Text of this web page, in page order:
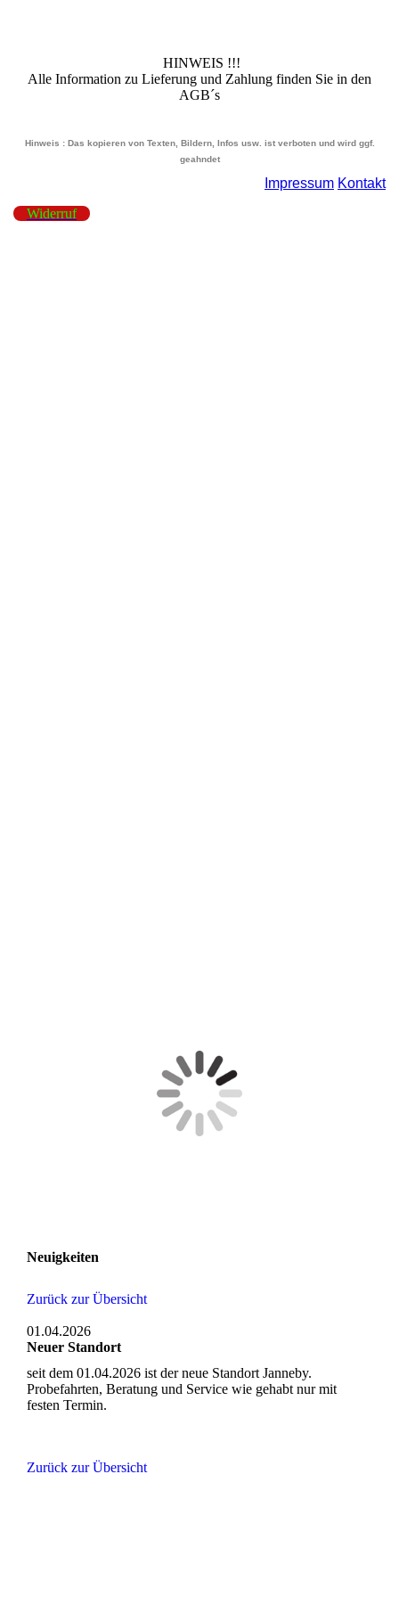
HINWEIS !!!
Alle Information zu Lieferung und Zahlung finden Sie in den
AGB´s
Hinweis : Das kopieren von Texten, Bildern, Infos usw. ist verboten und wird ggf.
geahndet
Impressum Kontakt
Widerruf
Neuigkeiten
Zurück zur Übersicht
01.04.2026
Neuer Standort
seit dem 01.04.2026 ist der neue Standort Janneby.
Probefahrten, Beratung und Service wie gehabt nur mit
festen Termin.
Zurück zur Übersicht